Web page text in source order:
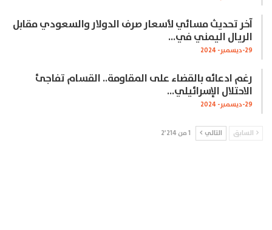
آخر تحديث مسائي لأسعار صرف الدولار والسعودي مقابل
الريال اليمني في…
29-ديسمبر- 2024
رغم ادعائه بالقضاء على المقاومة.. القسام تفاجئ
الاحتلال الإسرائيلي…
29-ديسمبر- 2024
السابق التالي 1 من 2٬214